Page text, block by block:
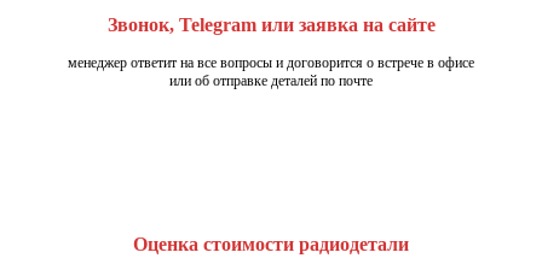
Звонок, Telegram или заявка на сайте
менеджер ответит на все вопросы и договорится о встрече в офисе
или об отправке деталей по почте
Оценка стоимости радиодетали